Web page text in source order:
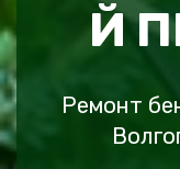
Й
Ремонт